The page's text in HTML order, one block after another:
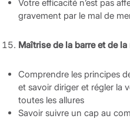
Votre efficacité n’est pas
gravement par le mal de
Maîtrise de la barre et de
Comprendre les principes
et savoir diriger et régler la
toutes les allures
Savoir suivre un cap au